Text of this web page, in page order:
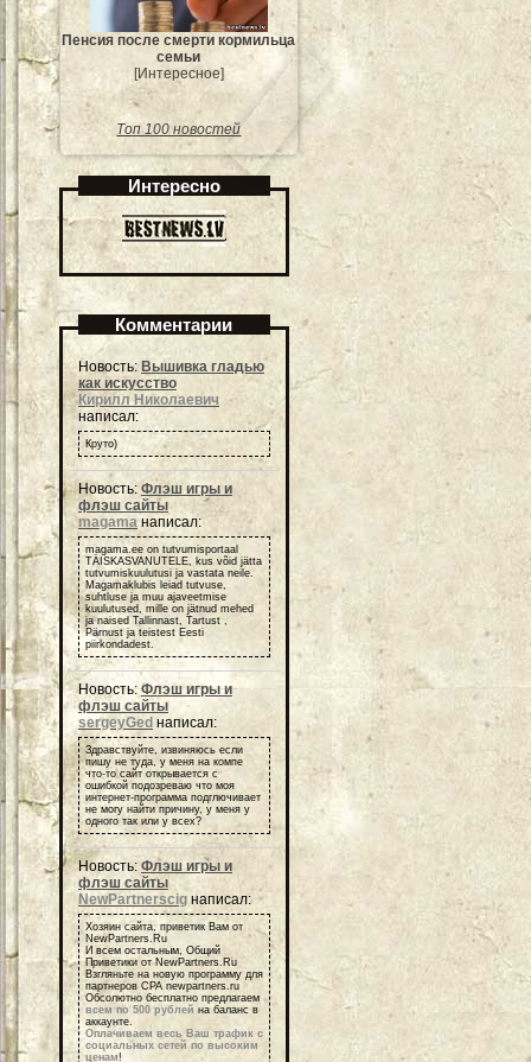
Пенсия после смерти кормильца
семьи
[Интересное]
Топ 100 новостей
Интересно
Комментарии
Новость: Вышивка гладью
как искусство
Кирилл Николаевич
написал:
Круто)
Новость: Флэш игры и
флэш сайты
magama написал:
magama.ee on tutvumisportaal
TÄISKASVANUTELE, kus võid jätta
tutvumiskuulutusi ja vastata neile.
Magamaklubis leiad tutvuse,
suhtluse ja muu ajaveetmise
kuulutused, mille on jätnud mehed
ja naised Tallinnast, Tartust ,
Pärnust ja teistest Eesti
piirkondadest.
Новость:Флэш игры и
флэш сайты
sergeyGed написал:
Здравствуйте, извиняюсь если
пишу не туда, у меня на компе
что-то сайт открывается с
ошибкой подозреваю что моя
интернет-программа подглючивает
не могу найти причину, у меня у
одного так или у всех?
Новость: Флэш игры и
флэш сайты
NewPartnerscig написал:
Хозяин сайта, приветик Вам от
NewPartners.Ru
И всем остальным, Общий
Приветики от NewPartners.Ru
Взгляньте на новую программу для
партнеров СРА newpartners.ru
Обсолютно бесплатно предлагаем
всем по 500 рублей на баланс в
аккаунте.
Оплачиваем весь Ваш трафик с
социальных сетей по высоким
ценам!